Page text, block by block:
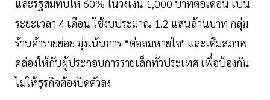
และรัฐสมทบให้ 60% ในวงเงิน 1,000 บาทต่อเดือน เป็น
ระยะเวลา 4 เดือน ใช้งบประมาณ 1.2 แสนล้านบาท กลุ่ม
ร้านค้ารายย่อย มุ่งเน้นการ “ต่อลมหายใจ" และเติมสภาพ
คล่องให้กับผู้ประกอบการรายเล็กทั่วประเทศ เพื่อป้องกัน
ไม่ให้ธุรกิจต้องปิดตัวลง